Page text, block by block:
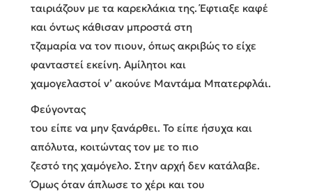
ταιριάζουν με τα καρεκλάκια της. Έφτιαξε καφέ
και όντως κάθισαν μπροστά στη
τζαμαρία να τον πιουν, όπως ακριβώς το είχε
φανταστεί εκείνη. Αμίλητοι και
χαμογελαστοί ν’ ακούνε Μαντάμα Μπατερφλάι.
Φεύγοντας
του είπε να μην ξανάρθει. Το είπε ήσυχα και
απόλυτα, κοιτώντας τον με το πιο
ζεστό της χαμόγελο. Στην αρχή δεν κατάλαβε.
Όμως όταν άπλωσε το χέρι και του